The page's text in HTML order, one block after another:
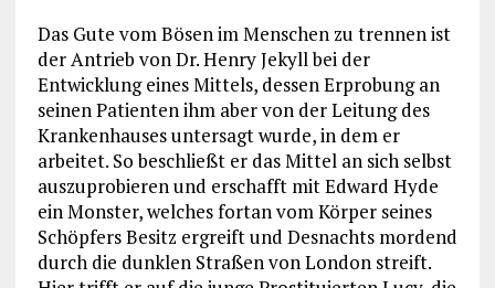
Das Gute vom Bösen im Menschen zu trennen ist
der Antrieb von Dr. Henry Jekyll bei der
Entwicklung eines Mittels, dessen Erprobung an
seinen Patienten ihm aber von der Leitung des
Krankenhauses untersagt wurde, in dem er
arbeitet. So beschließt er das Mittel an sich selbst
auszuprobieren und erschafft mit Edward Hyde
ein Monster, welches fortan vom Körper seines
Schöpfers Besitz ergreift und Desnachts mordend
durch die dunklen Straßen von London streift.